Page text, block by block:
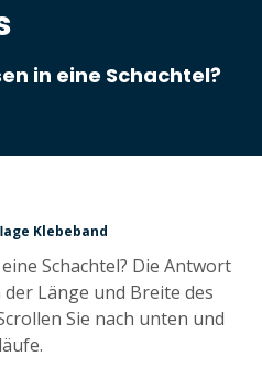
in eine Schachtel?
Klebeband
Schachtel? Die Antwort
Länge und Breite des
Sie nach unten und